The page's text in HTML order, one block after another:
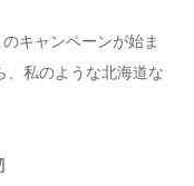
キャンペーンが始ま
、私のような北海道な